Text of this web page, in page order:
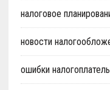
налоговое
новости
ошибки